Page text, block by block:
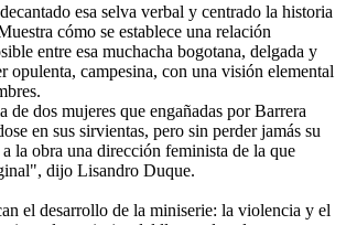
esa selva verbal y centrado la historia
cómo se establece una relación
entre esa muchacha bogotana, delgada y
opulenta, campesina, con una visión elemental
de dos mujeres que engañadas por Barrera
en sus sirvientas, pero sin perder jamás su
la obra una dirección feminista de la que
dijo Lisandro Duque.
el desarrollo de la miniserie: la violencia y el